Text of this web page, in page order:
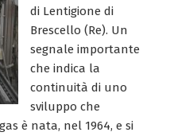
di Lentigione di
Brescello (Re). Un
segnale importante
che indica la
continuità di uno
sviluppo che
è nata, nel 1964, e si